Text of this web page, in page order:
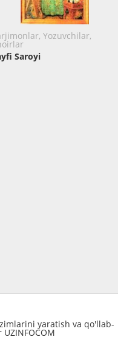
Yozuvchilar,
Saroyi
yaratish va qo'llab-